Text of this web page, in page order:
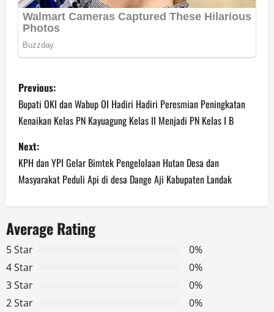
P
o
s
t
n
a
v
i
g
Previous:
Bupati OKI dan Wabup OI Hadiri Hadiri Peresmian Peningkatan
Kenaikan Kelas PN Kayuagung Kelas II Menjadi PN Kelas I B
Next:
KPH dan YPI Gelar Bimtek Pengelolaan Hutan Desa dan
Masyarakat Peduli Api di desa Dange Aji Kabupaten Landak
Average Rating
5 Star
0%
4 Star
0%
3 Star
0%
2 Star
0%